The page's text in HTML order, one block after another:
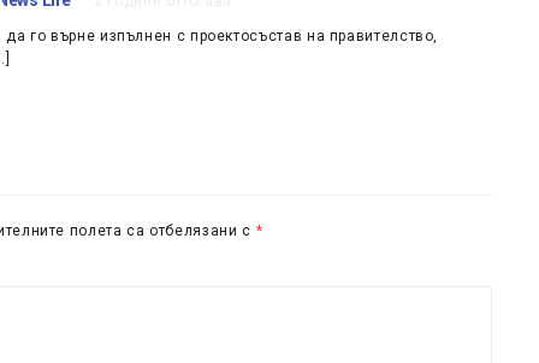
го върне изпълнен с проектосъстав на правителство,
полета са отбелязани с *